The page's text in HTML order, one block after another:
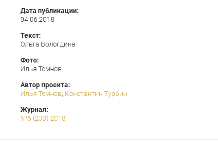
Дата публикации:
04.06.2018
Текст:
Ольга Вологдина
Фото:
Илья Темнов
Автор проекта:
Илья Темнов, Константин Турбин
Журнал:
№6 (238) 2018